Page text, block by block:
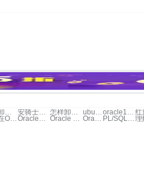
卸载云监控 安骑士卸载 怎样卸载ubuntu ubuntu 卸载软件 oracle10卸载
在Oracle 8x实现自动断开后再连接 Oracle常用命令大全集 Oracle 9i 数据库异常关闭后的启动 Oracle数据库的空间管理技巧 PL/SQL实现Oracle数据库任务调度